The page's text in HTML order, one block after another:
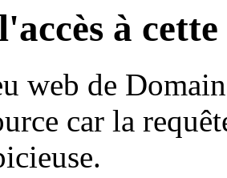
à
web de
car la